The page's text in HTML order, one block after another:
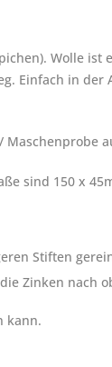
Wolle ist
Einfach in
Maschenprobe
sind 150 x
Stiften
Zinken nach
kann.